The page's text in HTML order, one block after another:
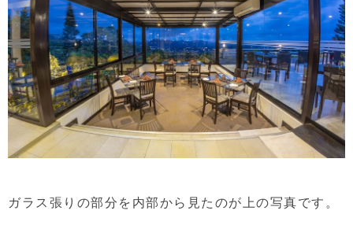
ガラス張りの部分を内部から見たのが上の写真です。